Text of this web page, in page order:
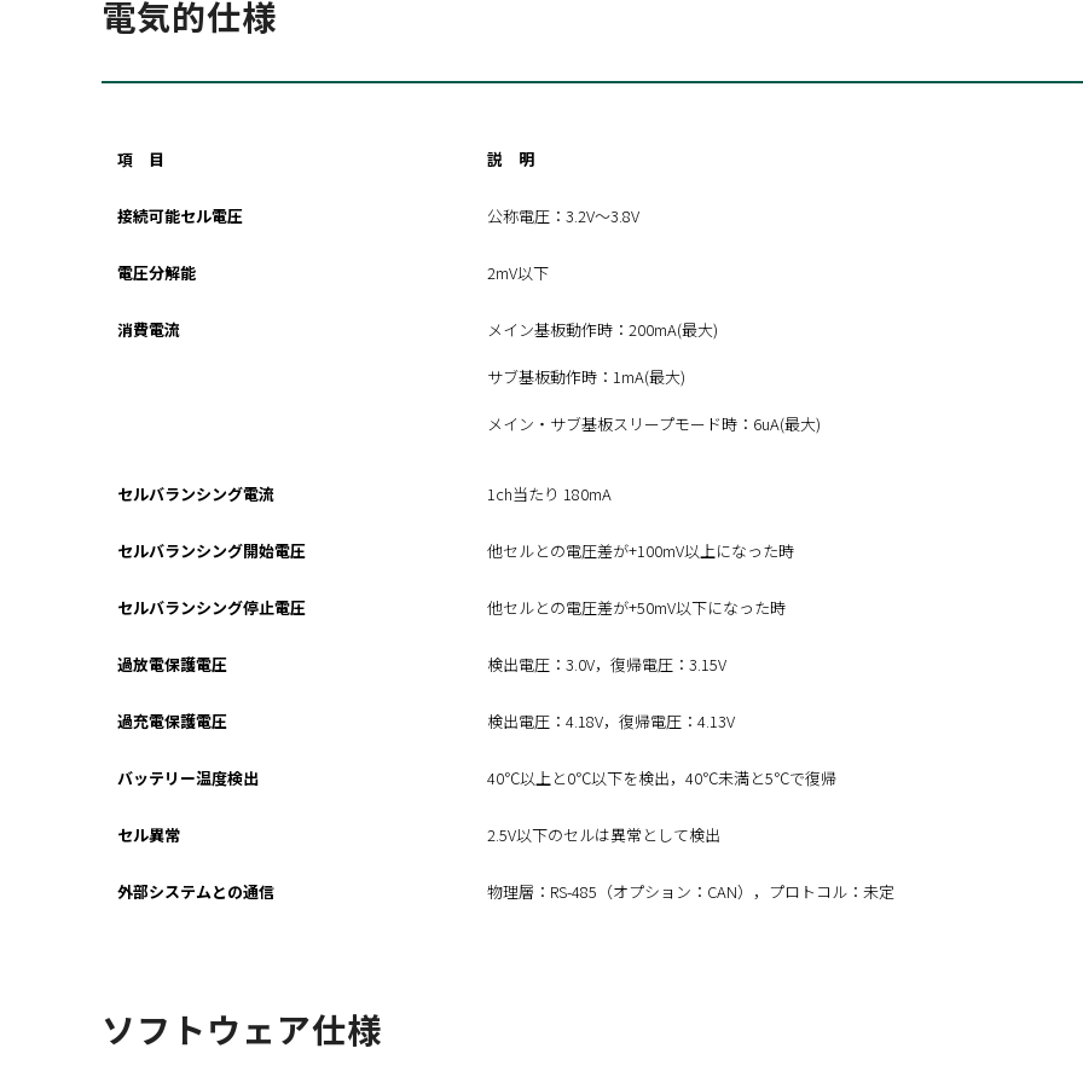
電気的仕様
項 目 説 明
接続可能セル電圧 公称電圧：3.2V～3.8V
電圧分解能 2mV以下
消費電流 メイン基板動作時：200mA(最大)
サブ基板動作時：1mA(最大)
メイン・サブ基板スリープモード時：6uA(最大)
セルバランシング電流 1ch当たり 180mA
セルバランシング開始電圧 他セルとの電圧差が+100mV以上になった時
セルバランシング停止電圧 他セルとの電圧差が+50mV以下になった時
過放電保護電圧 検出電圧：3.0V，復帰電圧：3.15V
過充電保護電圧 検出電圧：4.18V，復帰電圧：4.13V
バッテリー温度検出 40℃以上と0℃以下を検出，40℃未満と5℃で復帰
セル異常 2.5V以下のセルは異常として検出
外部システムとの通信 物理層：RS-485（オプション：CAN），プロトコル：未定
ソフトウェア仕様